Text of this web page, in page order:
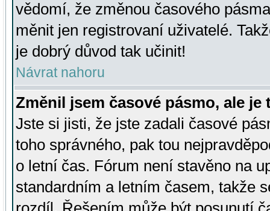
vědomí, že změnou časového
měnit jen registrovaní uživatelé.
je dobrý důvod tak učinit!
Návrat nahoru
Změnil jsem časové pásmo, ale je
Jste si jisti, že jste zadali časové
toho správného, pak tou
o letní čas. Fórum není stavěno na
standardním a letním časem, takže